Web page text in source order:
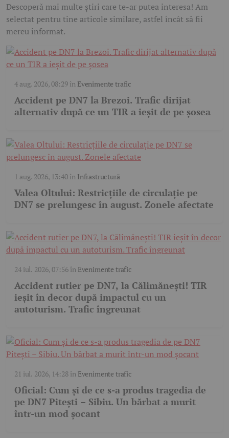
Descoperă mai multe știri care te-ar putea interesa! Am
selectat pentru tine articole similare, astfel încât să fii
mereu informat.
4 aug. 2026, 08:29în Evenimente trafic
Accident pe DN7 la Brezoi. Trafic dirijat
alternativ după ce un TIR a ieșit de pe șosea
1 aug. 2026, 13:40în Infrastructură
Valea Oltului: Restricțiile de circulație pe
DN7 se prelungesc în august. Zonele afectate
24 iul. 2026, 07:56în Evenimente trafic
Accident rutier pe DN7, la Călimănești! TIR
ieșit în decor după impactul cu un
autoturism. Trafic îngreunat
21 iul. 2026, 14:28în Evenimente trafic
Oficial: Cum și de ce s-a produs tragedia de
pe DN7 Pitești – Sibiu. Un bărbat a murit
într-un mod șocant